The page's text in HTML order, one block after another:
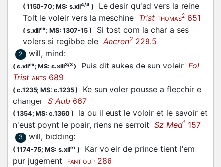
( 1150-70; MS: s.xii4/4 )
Le desir qu'ad vers la reine
Tolt le voleir vers la meschine Trist THOMAS2 651
( s.xiiiex; MS: 1307-15 )
Si tost com la char a ses
volers si regibbe ele Ancren2 229.5
2 will, mind:
( s.xiiex; MS: s.xiii3/3 ) Puis dit aukes de sun voleir Fol
Trist ANTS 689
( c.1235; MS: c.1235 ) Ke sun voler pousse a flecchir e
changer S Aub 667
( 1354; MS: c.1360 ) la ou il eust le voloir et le savoir et
n'eust poynt le poair, riens ne serroit Sz Med1 157
3 will, bidding:
( 1174-75; MS: s.xiiex ) Kar voleir de prince tient l'em
pur jugement
FANT OUP 286